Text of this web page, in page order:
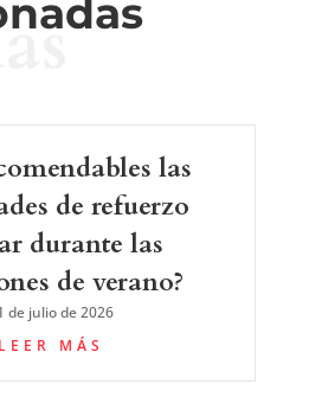
las
de refuerzo
durante las
de verano?
de julio de 2026
LEER MÁS